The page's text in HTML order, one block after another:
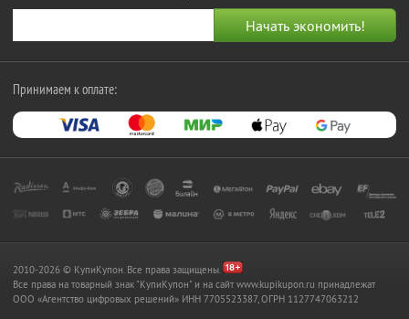
Принимаем к оплате:
2010-2026 © КупиКупон. Все права защищены.
Все права на товарный знак "КупиКупон" и на сайт www.kupikupon.ru принадлежат
OOO «Агентство цифровых решений» ИНН 7705523387, ОГРН 1127747063212